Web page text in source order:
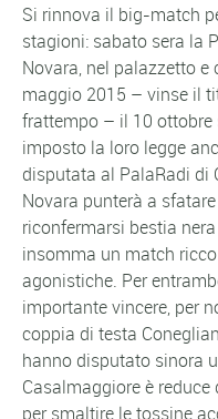
Si rinnova il big-match
stagioni: sabato sera la
Novara, nel palazzetto
maggio 2015 – vinse il
frattempo – il 10
imposto la loro legge
disputata al PalaRadi di
Novara punterà a
riconfermarsi bestia
insomma un match
agonistiche. Per
importante vincere, per
coppia di testa
hanno disputato sinora
Casalmaggiore è
per smaltire le tossine